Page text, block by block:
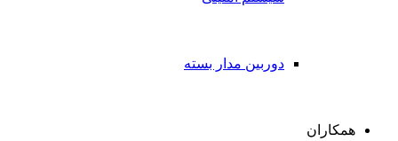
دوربین مدار بسته
همکاران